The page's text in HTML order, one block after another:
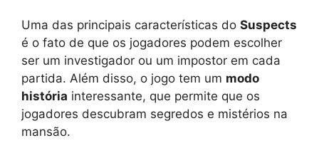
Uma das principais características do Suspects
é o fato de que os jogadores podem escolher
ser um investigador ou um impostor em cada
partida. Além disso, o jogo tem um modo
história interessante, que permite que os
jogadores descubram segredos e mistérios na
mansão.